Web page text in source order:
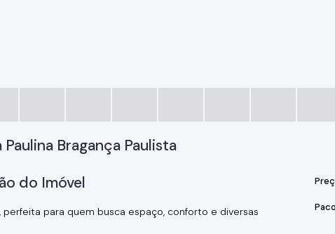
Bragança Paulista
do Imóvel
para quem busca espaço, conforto e diversas